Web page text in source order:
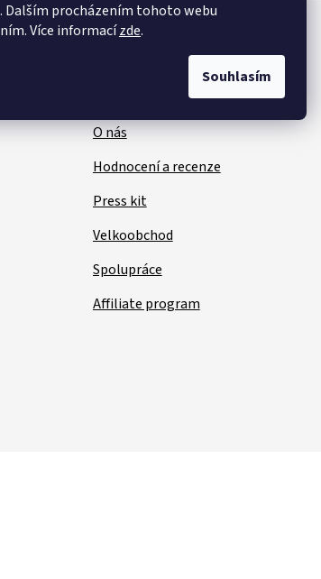
Dalším procházením tohoto webu
Více informacízde.
Souhlasím
Užitečné informace
O nás
Hodnocení a recenze
Press kit
Velkoobchod
Spolupráce
Affiliate program